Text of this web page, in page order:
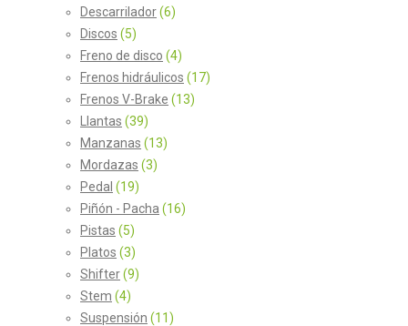
Descarrilador(6)
Discos (5)
Freno de disco (4)
Frenos hidráulicos (17)
Frenos V-Brake (13)
Llantas (39)
Manzanas (13)
Mordazas (3)
Pedal (19)
Piñón - Pacha (16)
Pistas (5)
Platos (3)
Shifter(9)
Stem (4)
Suspensión (11)